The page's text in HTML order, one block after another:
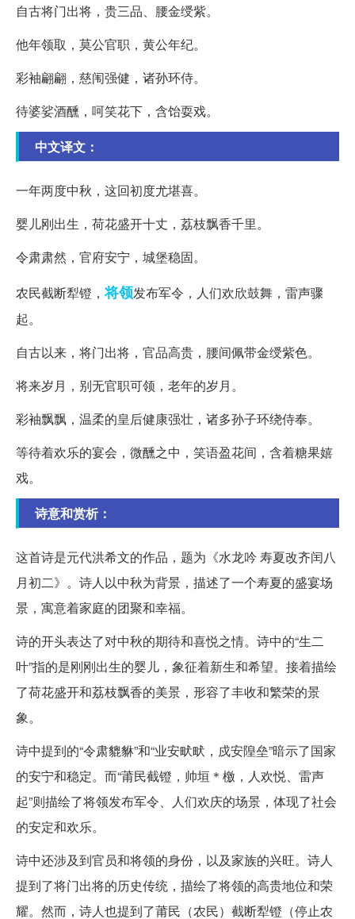
自古将门出将，贵三品、腰金绶紫。
他年领取，莫公官职，黄公年纪。
彩袖翩翩，慈闱强健，诸孙环侍。
待婆娑酒醺，呵笑花下，含饴耍戏。
中文译文：
一年两度中秋，这回初度尤堪喜。
婴儿刚出生，荷花盛开十丈，荔枝飘香千里。
令肃肃然，官府安宁，城堡稳固。
农民截断犁镫，将领发布军令，人们欢欣鼓舞，雷声骤
起。
自古以来，将门出将，官品高贵，腰间佩带金绶紫色。
将来岁月，别无官职可领，老年的岁月。
彩袖飘飘，温柔的皇后健康强壮，诸多孙子环绕侍奉。
等待着欢乐的宴会，微醺之中，笑语盈花间，含着糖果嬉
戏。
诗意和赏析：
这首诗是元代洪希文的作品，题为《水龙吟 寿夏改齐闰八
月初二》。诗人以中秋为背景，描述了一个寿夏的盛宴场
景，寓意着家庭的团聚和幸福。
诗的开头表达了对中秋的期待和喜悦之情。诗中的“生二
叶”指的是刚刚出生的婴儿，象征着新生和希望。接着描绘
了荷花盛开和荔枝飘香的美景，形容了丰收和繁荣的景
象。
诗中提到的“令肃貔貅”和“业安畎畎，戍安隍垒”暗示了国家
的安宁和稳定。而“莆民截镫，帅垣＊檄，人欢悦、雷声
起”则描绘了将领发布军令、人们欢庆的场景，体现了社会
的安定和欢乐。
诗中还涉及到官员和将领的身份，以及家族的兴旺。诗人
提到了将门出将的历史传统，描绘了将领的高贵地位和荣
耀。然而，诗人也提到了莆民（农民）截断犁镫（停止农